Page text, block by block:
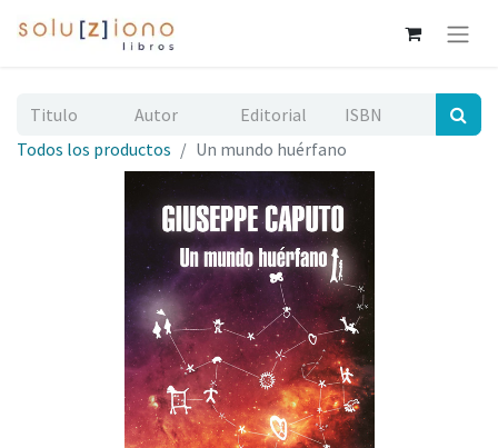
Todos los productos Un mundo huérfano